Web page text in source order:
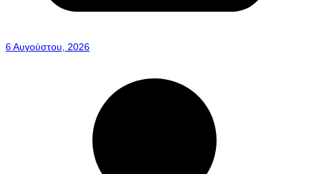
6 Αυγούστου, 2026